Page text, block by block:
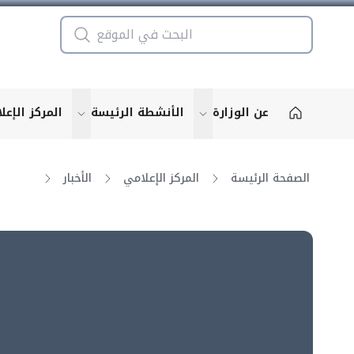
عن الوزارة show submenu for "More"
الأنشطة الرئيسة for "More"
المركز
الصفحة الرئيسة المركز الإعلامي الأخبار